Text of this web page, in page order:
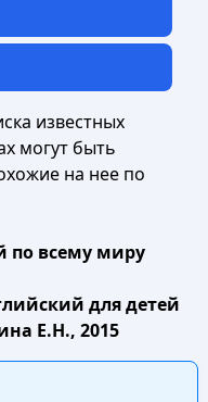
известных
могут быть
на нее по
по всему миру
для детей
Е.Н., 2015